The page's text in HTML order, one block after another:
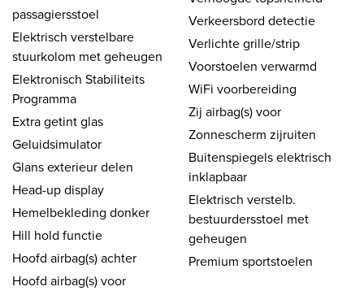
passagiersstoel
Elektrisch verstelbare
stuurkolom met geheugen
Elektronisch Stabiliteits
Programma
Extra getint glas
Geluidsimulator
Glans exterieur delen
Head-up display
Hemelbekleding donker
Hill hold functie
Hoofd airbag(s) achter
Hoofd airbag(s) voor
Verkeersbord detectie
Verlichte grille/strip
Voorstoelen verwarmd
WiFi voorbereiding
Zij airbag(s) voor
Zonnescherm zijruiten
Buitenspiegels elektrisch
inklapbaar
Elektrisch verstelb.
bestuurdersstoel met
geheugen
Premium sportstoelen